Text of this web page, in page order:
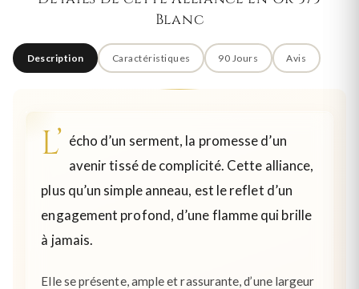
Blanc
Description Caractéristiques 90 Jours Avis
L’ écho d’un serment, la promesse d’un
avenir tissé de complicité. Cette alliance,
plus qu’un simple anneau, est le reflet d’un
engagement profond, d’une flamme qui brille
à jamais.
Elle se présente, ample et rassurante, d’une largeur